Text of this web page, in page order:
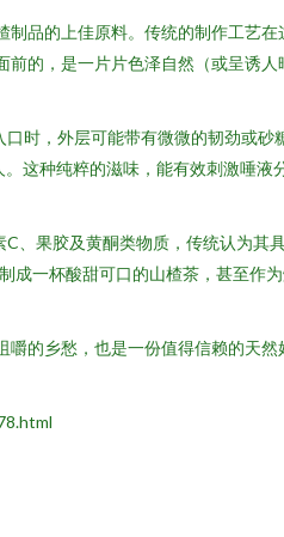
品的上佳原料。传统的制作工艺
的，是一片片色泽自然（或呈诱
时，外层可能带有微微的韧劲或砂
这种纯粹的滋味，能有效刺激唾液
、果胶及黄酮类物质，传统认为其
成一杯酸甜可口的山楂茶，甚至作
的乡愁，也是一份值得信赖的天